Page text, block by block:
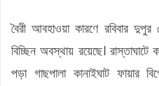
বৈরী আবহাওয়া কারণে রবিবার
বিচ্ছিন অবস্থায় রয়েছে।
পড়া গাছপালা কানাইঘাট ফায়ার